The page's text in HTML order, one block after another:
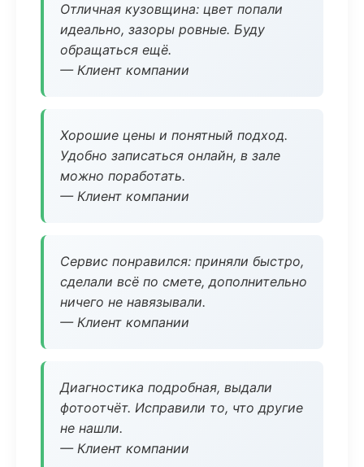
Отличная кузовщина: цвет попали
идеально, зазоры ровные. Буду
обращаться ещё.
— Клиент компании
Хорошие цены и понятный подход.
Удобно записаться онлайн, в зале
можно поработать.
— Клиент компании
Сервис понравился: приняли быстро,
сделали всё по смете, дополнительно
ничего не навязывали.
— Клиент компании
Диагностика подробная, выдали
фотоотчёт. Исправили то, что другие
не нашли.
— Клиент компании